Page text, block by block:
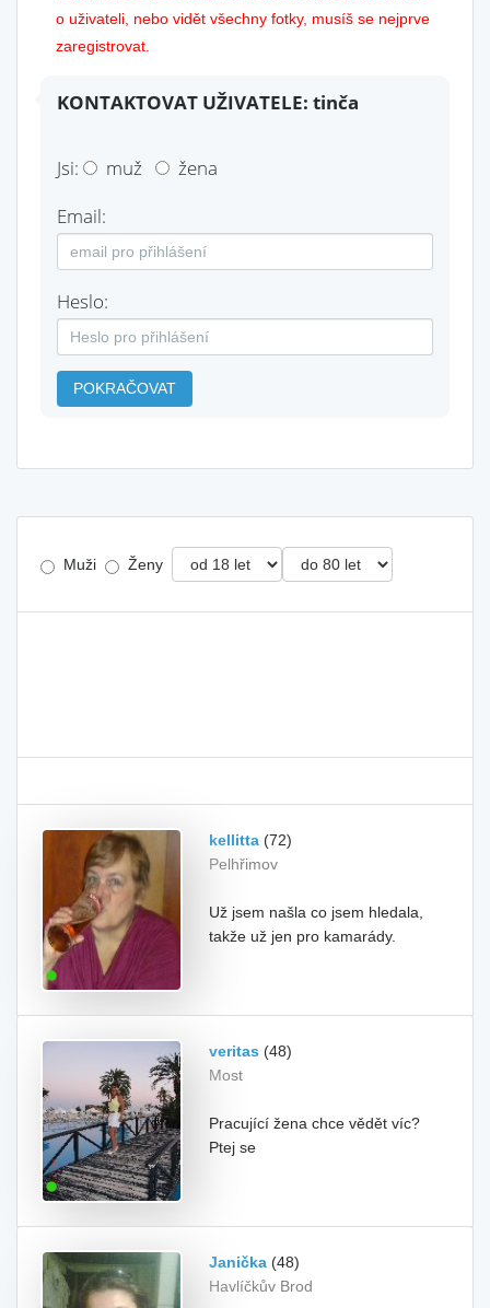
o uživateli, nebo vidět všechny fotky, musíš se nejprve
zaregistrovat.
KONTAKTOVAT UŽIVATELE: tinča
Jsi: muž
žena
Email:
Heslo:
POKRAČOVAT
Muži Ženy
kellitta (72)
Pelhřimov
Už jsem našla co jsem hledala,
takže už jen pro kamarády.
veritas (48)
Most
Pracující žena chce vědět víc?
Ptej se
Janička (48)
Havlíčkův Brod